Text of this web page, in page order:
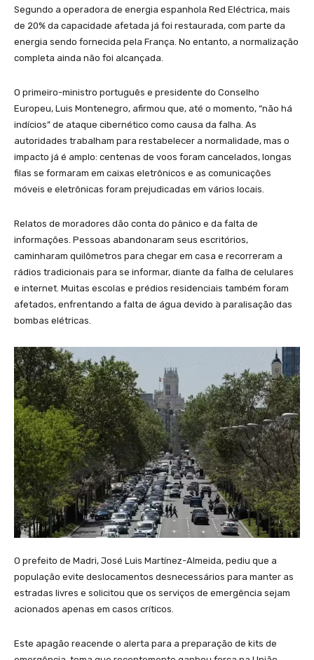
Segundo a operadora de energia espanhola Red Eléctrica, mais
de 20% da capacidade afetada já foi restaurada, com parte da
energia sendo fornecida pela França. No entanto, a normalização
completa ainda não foi alcançada.
O primeiro-ministro português e presidente do Conselho
Europeu, Luis Montenegro, afirmou que, até o momento, “não há
indícios” de ataque cibernético como causa da falha. As
autoridades trabalham para restabelecer a normalidade, mas o
impacto já é amplo: centenas de voos foram cancelados, longas
filas se formaram em caixas eletrônicos e as comunicações
móveis e eletrônicas foram prejudicadas em vários locais.
Relatos de moradores dão conta do pânico e da falta de
informações. Pessoas abandonaram seus escritórios,
caminharam quilômetros para chegar em casa e recorreram a
rádios tradicionais para se informar, diante da falha de celulares
e internet. Muitas escolas e prédios residenciais também foram
afetados, enfrentando a falta de água devido à paralisação das
bombas elétricas.
O prefeito de Madri, José Luis Martínez-Almeida, pediu que a
população evite deslocamentos desnecessários para manter as
estradas livres e solicitou que os serviços de emergência sejam
acionados apenas em casos críticos.
Este apagão reacende o alerta para a preparação de kits de